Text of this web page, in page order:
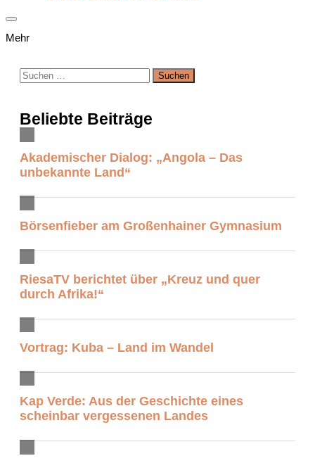
Mehr
Suchen
nach:
Beliebte Beiträge
Akademischer Dialog: „Angola – Das
unbekannte Land“
Börsenfieber am Großenhainer Gymnasium
RiesaTV berichtet über „Kreuz und quer
durch Afrika!“
Vortrag: Kuba – Land im Wandel
Kap Verde: Aus der Geschichte eines
scheinbar vergessenen Landes